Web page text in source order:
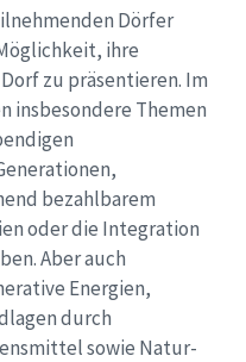
Dörfer
ihre
zu präsentieren. Im
insbesondere Themen
bezahlbarem
oder die Integration
Aber auch
Energien,
durch
sowie Natur-